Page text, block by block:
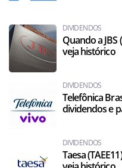
DIVIDENDOS
Quando a JBS
veja histórico
DIVIDENDOS
Telefônica
dividendos e
DIVIDENDOS
Taesa